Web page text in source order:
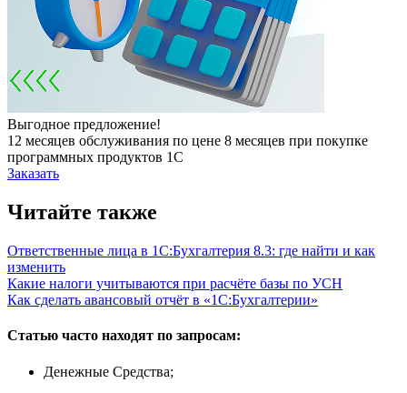
Выгодное предложение!
12 месяцев обслуживания по цене 8 месяцев при покупке
программных продуктов 1С
Заказать
Читайте также
Ответственные лица в 1С:Бухгалтерия 8.3: где найти и как
изменить
Какие налоги учитываются при расчёте базы по УСН
Как сделать авансовый отчёт в «1С:Бухгалтерии»
Статью часто находят по запросам:
Денежные Средства;